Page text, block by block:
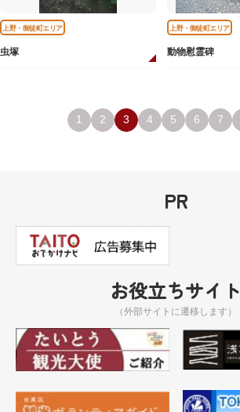
上野・御徒町エリア
虫塚
上野・御徒町エリア
動物慰霊碑
1 2 3 4 5 6 7
PR
お役立ちサイト
（外部サイトに遷移します）